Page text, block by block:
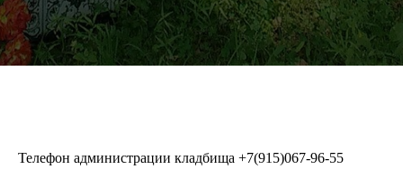
Телефон администрации кладбища +7(915)067-96-55